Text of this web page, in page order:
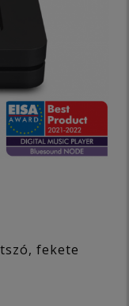
fekete